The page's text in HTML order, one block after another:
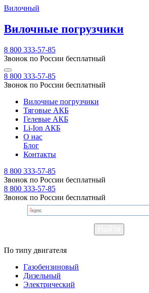
Вилочный
Вилочные погрузчики
8 800 333-57-85
Звонок по России бесплатный
8 800 333-57-85
Звонок по России бесплатный
Вилочные погрузчики
Тяговые АКБ
Гелевые АКБ
Li-Ion АКБ
О нас
Блог
Контакты
8 800 333-57-85
Звонок по России бесплатный
8 800 333-57-85
Звонок по России бесплатный
По типу двигателя
Газобензиновый
Дизельный
Электрический